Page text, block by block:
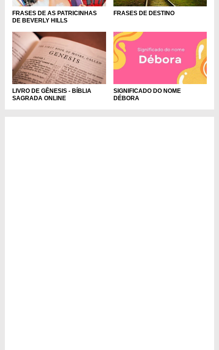
FRASES DE AS PATRICINHAS
DE BEVERLY HILLS
FRASES DE DESTINO
LIVRO DE GÊNESIS - BÍBLIA
SAGRADA ONLINE
SIGNIFICADO DO NOME
DÉBORA